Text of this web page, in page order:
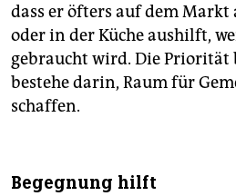
dass er öfters auf dem Markt
oder in der Küche aushilft,
gebraucht wird. Die Priorität
bestehe darin, Raum für
schaffen.
Begegnung hilft